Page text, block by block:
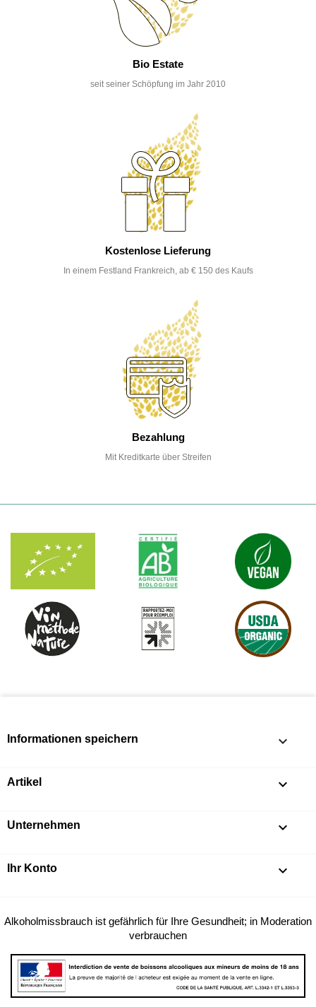
Bio Estate
seit seiner Schöpfung im Jahr 2010
Kostenlose Lieferung
In einem Festland Frankreich, ab € 150 des Kaufs
Bezahlung
Mit Kreditkarte über Streifen
Informationen speichern keyboard_arrow_down
Artikel 
Unternehmen 
Ihr Konto 
Alkoholmissbrauch ist gefährlich für Ihre Gesundheit; in Moderation
verbrauchen